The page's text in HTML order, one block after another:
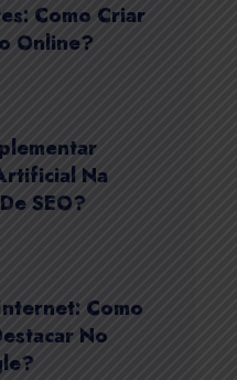
Como Criar
Online?
Na
SEO?
Como
No